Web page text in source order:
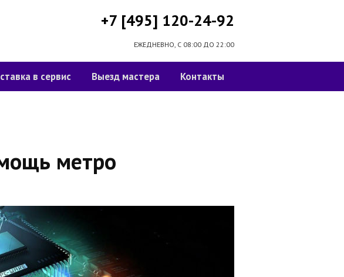
+7 [495] 120-24-92
ЕЖЕДНЕВНО, С 08:00 ДО 22:00
в сервис Выезд мастера Контакты
метро